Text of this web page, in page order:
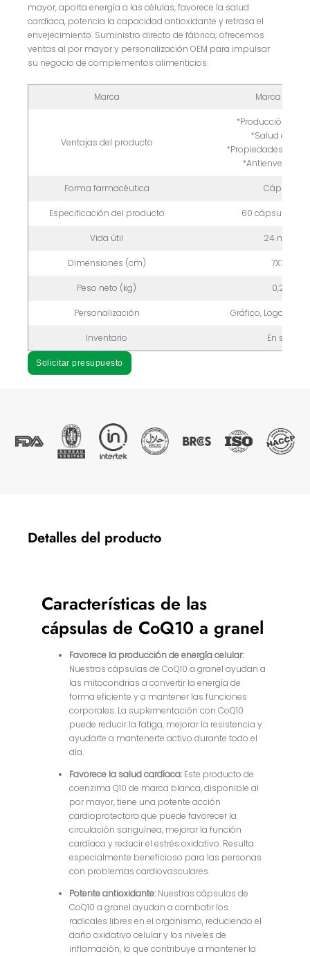
mayor, aporta energía a las células, favorece la salud
cardíaca, potencia la capacidad antioxidante y retrasa el
envejecimiento. Suministro directo de fábrica; ofrecemos
ventas al por mayor y personalización OEM para impulsar
su negocio de complementos alimenticios.
Marca Marca
Ventajas del producto
*Producción de
*Salud
*Propiedades
Forma farmacéutica Cápsulas
Especificación del producto 60 cápsulas/
Vida útil 24 meses
Dimensiones (cm) 7X7X12
Peso neto (kg) 0,2 kg
Personalización Gráfico, Logotipo,
Inventario En stock
Solicitar presupuesto
Detalles del producto
Características de las
cápsulas de CoQ10 a granel
Favorece la producción de energía celular:
Nuestras cápsulas de CoQ10 a granel ayudan a
las mitocondrias a convertir la energía de
forma eficiente y a mantener las funciones
corporales. La suplementación con CoQ10
puede reducir la fatiga, mejorar la resistencia y
ayudarte a mantenerte activo durante todo el
día.
Favorece la salud cardíaca: Este producto de
coenzima Q10 de marca blanca, disponible al
por mayor, tiene una potente acción
cardioprotectora que puede favorecer la
circulación sanguínea, mejorar la función
cardíaca y reducir el estrés oxidativo. Resulta
especialmente beneficioso para las personas
con problemas cardiovasculares.
Potente antioxidante: Nuestras cápsulas de
CoQ10 a granel ayudan a combatir los
radicales libres en el organismo, reduciendo el
daño oxidativo celular y los niveles de
inflamación, lo que contribuye a mantener la